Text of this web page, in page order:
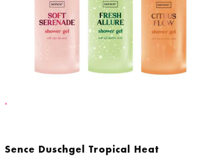
Sence Duschgel Tropical Heat
Anfang